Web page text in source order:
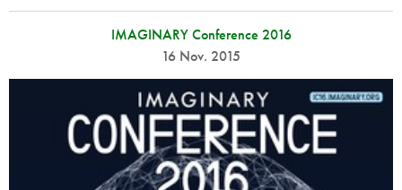
IMAGINARY Conference 2016
16 Nov. 2015